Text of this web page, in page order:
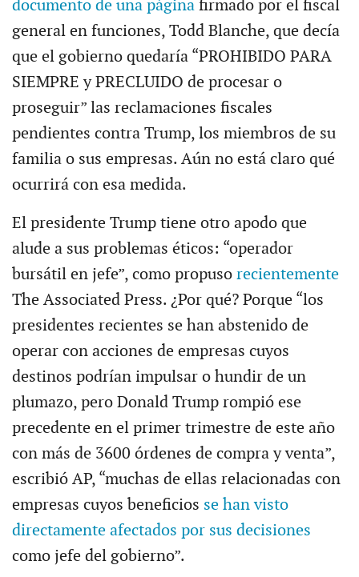
documento de una páginafirmado por el fiscal
general en funciones, Todd Blanche, que decía
que el gobierno quedaría “PROHIBIDO PARA
SIEMPRE y PRECLUIDO de procesar o
proseguir” las reclamaciones fiscales
pendientes contra Trump, los miembros de su
familia o sus empresas. Aún no está claro qué
ocurrirá con esa medida.
El presidente Trump tiene otro apodo que
alude a sus problemas éticos: “operador
bursátil en jefe”, como propuso recientemente
The Associated Press. ¿Por qué? Porque “los
presidentes recientes se han abstenido de
operar con acciones de empresas cuyos
destinos podrían impulsar o hundir de un
plumazo, pero Donald Trump rompió ese
precedente en el primer trimestre de este año
con más de 3600 órdenes de compra y venta”,
escribió AP, “muchas de ellas relacionadas con
empresas cuyos beneficios se han visto
directamente afectados por sus decisiones
como jefe del gobierno”.